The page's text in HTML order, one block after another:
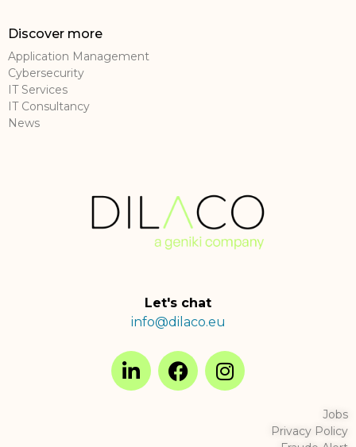
Discover more
Application Management
Cybersecurity
IT Services
IT Consultancy
News
Let's chat
info@dilaco.eu
Jobs
Privacy Policy